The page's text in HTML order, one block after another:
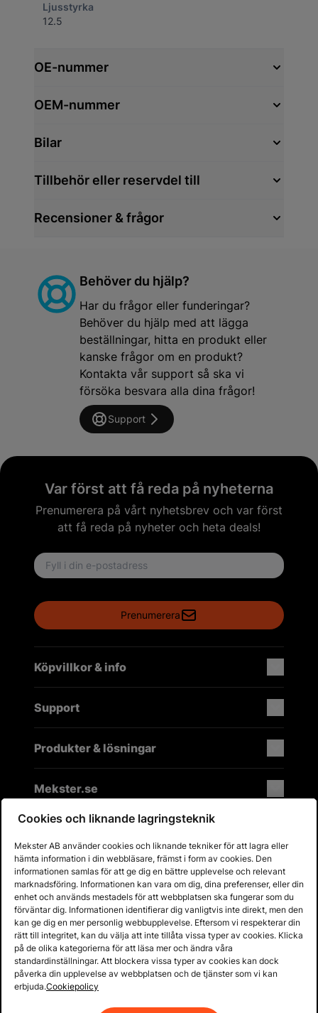
Ljusstyrka
12.5
OE-nummer
OEM-nummer
Bilar
Tillbehör eller reservdel till
Recensioner & frågor
Behöver du hjälp?
Har du frågor eller funderingar?
Behöver du hjälp med att lägga
beställningar, hitta en produkt eller
kanske frågor om en produkt?
Kontakta vår support så ska vi
försöka besvara alla dina frågor!
Support
Var först att få reda på nyheterna
Prenumerera på vårt nyhetsbrev och var först
att få reda på nyheter och heta deals!
Email address
Prenumerera
Köpvillkor & info
Support
Produkter & lösningar
Mekster.se
Prisgaranti på reservdelar
Lager i Sverige
60 dagars öppet köp
Fria returer
Cookies och liknande lagringsteknik
Mekster AB använder cookies och liknande tekniker för att lagra eller
hämta information i din webbläsare, främst i form av cookies. Den
informationen samlas för att ge dig en bättre upplevelse och relevant
marknadsföring. Informationen kan vara om dig, dina preferenser, eller din
enhet och används mestadels för att webbplatsen ska fungerar som du
förväntar dig. Informationen identifierar dig vanligtvis inte direkt, men den
kan ge dig en mer personlig webbupplevelse. Eftersom vi respekterar din
rätt till integritet, kan du välja att inte tillåta vissa typer av cookies. Klicka
på de olika kategorierna för att läsa mer och ändra våra
standardinställningar. Att blockera vissa typer av cookies kan dock
påverka din upplevelse av webbplatsen och de tjänster som vi kan
erbjuda.Cookiepolicy